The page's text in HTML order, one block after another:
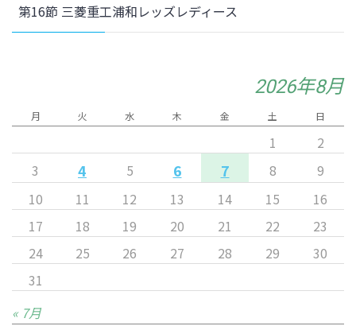
第16節 三菱重工浦和レッズレディース
2026年8月
月 火 水 木 金 土 日
1
2
3
4 5 6 7 8
9
10
11 12 13 14 15
16
17
18 19 20 21 22
23
24
25 26 27 28 29
30
31
« 7月